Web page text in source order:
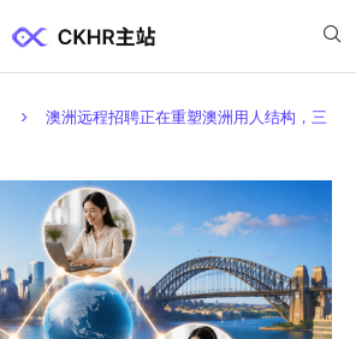
澳洲远程招聘正在重塑澳洲用人结构，三